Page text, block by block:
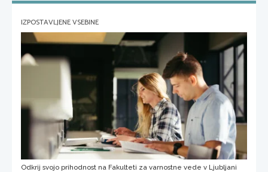
IZPOSTAVLJENE VSEBINE
Odkrij svojo prihodnost na Fakulteti za varnostne vede v Ljubljani